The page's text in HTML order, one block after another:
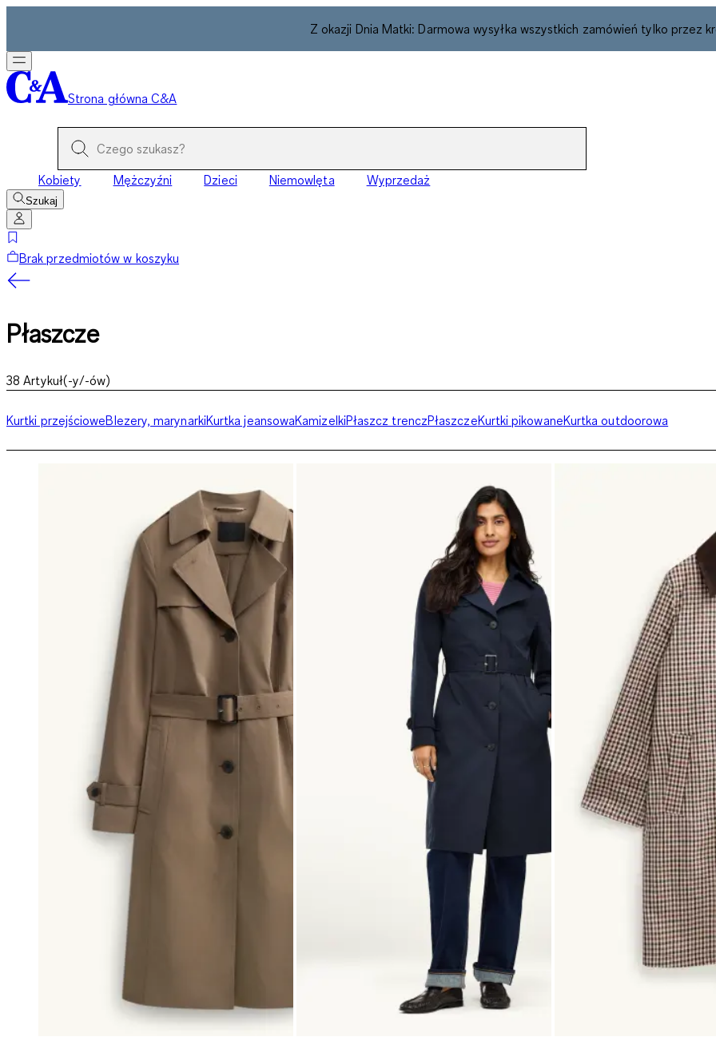
Z okazji Dnia Matki: Darmowa wysyłka wszystkich zamówień tylko przez
Strona główna C&A
Kobiety Mężczyźni Dzieci Niemowlęta Wyprzedaż
Szukaj
Brak przedmiotów w koszyku
Płaszcze
38 Artykuł(-y/-ów)
Kurtki przejścioweBlezery, marynarkiKurtka jeansowaKamizelkiPłaszcz trenczPłaszczeKurtki pikowaneKurtka outdoorowa